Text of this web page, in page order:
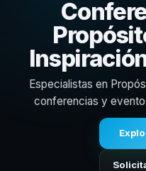
Especialistas en
conferencias y